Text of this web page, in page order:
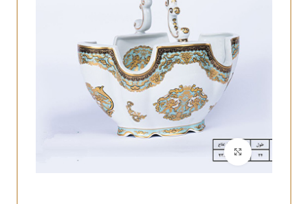
برای بزرگنمایی کلیک کنید